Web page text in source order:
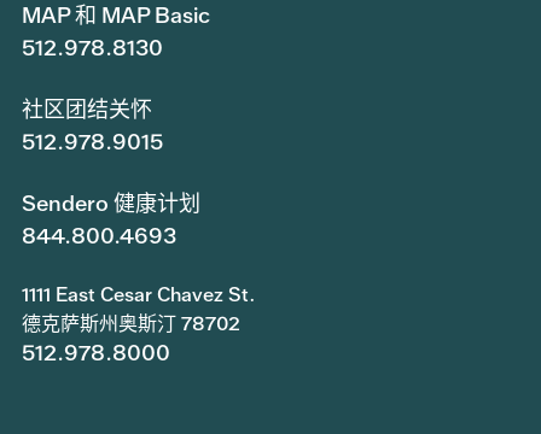
MAP 和 MAP Basic
512.978.8130
社区团结关怀
512.978.9015
Sendero 健康计划
844.800.4693
1111 East Cesar Chavez St.
德克萨斯州奥斯汀 78702
512.978.8000